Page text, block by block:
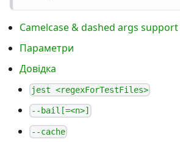
Camelcase & dashed args support
Параметри
Довідка
jest <regexForTestFiles>
--bail[=<n>]
--cache